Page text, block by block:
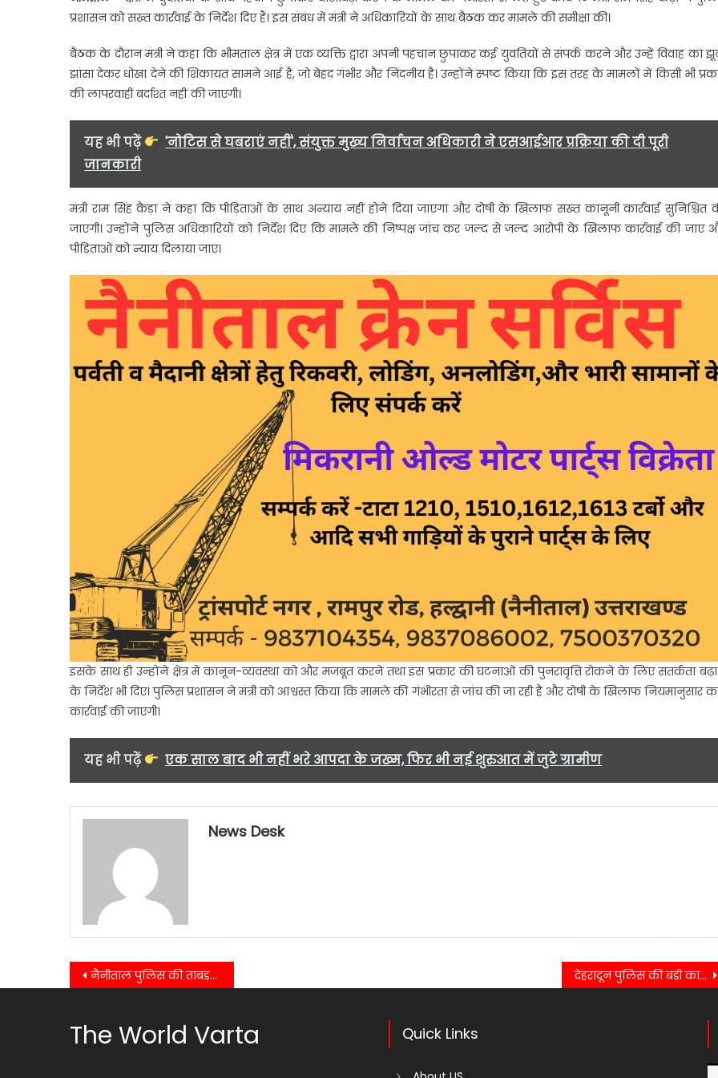
मामला
गरमाया,
ने
पुलिस
सख्त
निर्देश….
प्रशासन को सख्त कार्रवाई के निर्देश दिए हैं। इस संबंध में मंत्री ने अधिकारियों के साथ बैठक कर मामले की समीक्षा की।
बैठक के दौरान मंत्री ने कहा कि भीमताल क्षेत्र में एक व्यक्ति द्वारा अपनी पहचान छुपाकर कई युवतियों से संपर्क करने और उन्हें विवाह का
झांसा देकर धोखा देने की शिकायत सामने आई है, जो बेहद गंभीर और निंदनीय है। उन्होंने स्पष्ट किया कि इस तरह के मामलों में किसी भी
की लापरवाही बर्दाश्त नहीं की जाएगी।
यह भी पढ़ें
'नोटिस से घबराएं नहीं', संयुक्त मुख्य निर्वाचन अधिकारी ने एसआईआर प्रक्रिया की दी पूरी
जानकारी
मंत्री राम सिंह कैड़ा ने कहा कि पीड़िताओं के साथ अन्याय नहीं होने दिया जाएगा और दोषी के खिलाफ सख्त कानूनी कार्रवाई सुनिश्चित
जाएगी। उन्होंने पुलिस अधिकारियों को निर्देश दिए कि मामले की निष्पक्ष जांच कर जल्द से जल्द आरोपी के खिलाफ कार्रवाई की जाए
पीड़िताओं को न्याय दिलाया जाए।
इसके साथ ही उन्होंने क्षेत्र में कानून-व्यवस्था को और मजबूत करने तथा इस प्रकार की घटनाओं की पुनरावृत्ति रोकने के लिए सतर्कता
के निर्देश भी दिए। पुलिस प्रशासन ने मंत्री को आश्वस्त किया कि मामले की गंभीरता से जांच की जा रही है और दोषी के खिलाफ नियमानुसार
कार्रवाई की जाएगी।
यह भी पढ़ें एक साल बाद भी नहीं भरे आपदा के जख्म, फिर भी नई शुरुआत में जुटे ग्रामीण
News Desk
Post
नैनीताल पुलिस की ताबड़तोड़ कार्रवाई, हल्द्वानी-रामनगर में चोरी गैंग का पर्दाफाश…. देहरादून पुलिस की बड़ी कार्रवाई, एटीएम फ्रॉड गैंग का पर्दाफाश….
The World Varta Quick Links